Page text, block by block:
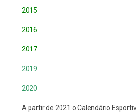
2015
2016
2017
2019
2020
A partir de 2021 o Calendário